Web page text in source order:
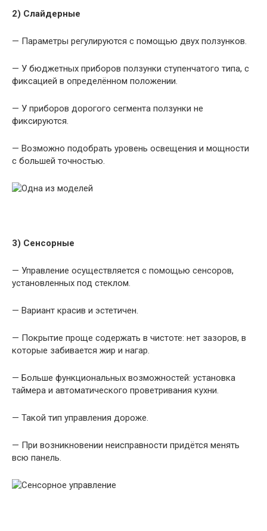
2) Слайдерные
— Параметры регулируются с помощью двух ползунков.
— У бюджетных приборов ползунки ступенчатого типа, с
фиксацией в определённом положении.
— У приборов дорогого сегмента ползунки не
фиксируются.
— Возможно подобрать уровень освещения и мощности
с большей точностью.
3) Сенсорные
— Управление осуществляется с помощью сенсоров,
установленных под стеклом.
— Вариант красив и эстетичен.
— Покрытие проще содержать в чистоте: нет зазоров, в
которые забивается жир и нагар.
— Больше функциональных возможностей: установка
таймера и автоматического проветривания кухни.
— Такой тип управления дороже.
— При возникновении неисправности придётся менять
всю панель.